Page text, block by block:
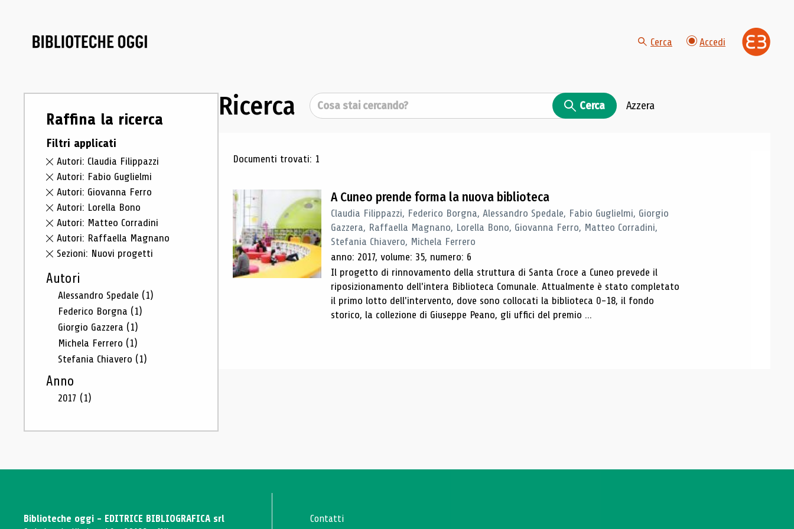
Cerca Accedi
Raffina la ricerca
Filtri applicati
Autori: Claudia Filippazzi
Autori: Fabio Guglielmi
Autori: Giovanna Ferro
Autori: Lorella Bono
Autori: Matteo Corradini
Autori: Raffaella Magnano
Sezioni: Nuovi progetti
Autori
Alessandro Spedale (1)
Federico Borgna (1)
Giorgio Gazzera (1)
Michela Ferrero (1)
Stefania Chiavero (1)
Anno
2017 (1)
Ricerca Cerca Cerca Azzera
Risultati di ricerca
Documenti trovati: 1
A Cuneo prende forma la nuova biblioteca
Claudia Filippazzi, Federico Borgna, Alessandro Spedale, Fabio Guglielmi, Giorgio
Gazzera, Raffaella Magnano, Lorella Bono, Giovanna Ferro, Matteo Corradini,
Stefania Chiavero, Michela Ferrero
anno: 2017, volume: 35, numero: 6
Il progetto di rinnovamento della struttura di Santa Croce a Cuneo prevede il
riposizionamento dell'intera Biblioteca Comunale. Attualmente è stato completato
il primo lotto dell'intervento, dove sono collocati la biblioteca 0-18, il fondo
storico, la collezione di Giuseppe Peano, gli uffici del premio ...
Biblioteche oggi - EDITRICE BIBLIOGRAFICA srl
Contatti